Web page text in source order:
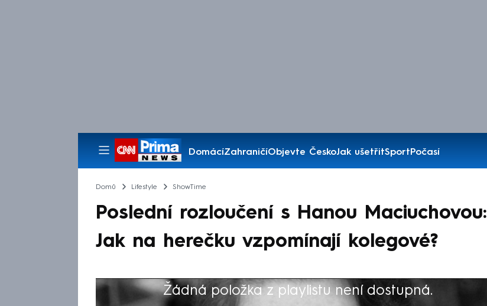
DomácíZahraničíObjevte ČeskoJak ušetřitSportPočasí
Pořady
Domů Lifestyle ShowTime
Poslední rozloučení s Hanou Maciuchovou:
Jak na herečku vzpomínají kolegové?
Žádná položka z playlistu není dostupná.
Výběr redakce